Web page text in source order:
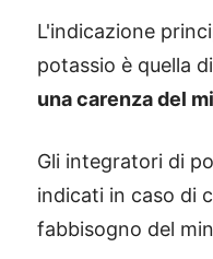
L'indicazione
potassio è quella di
una carenza del
Gli integratori di
indicati in caso di
fabbisogno del